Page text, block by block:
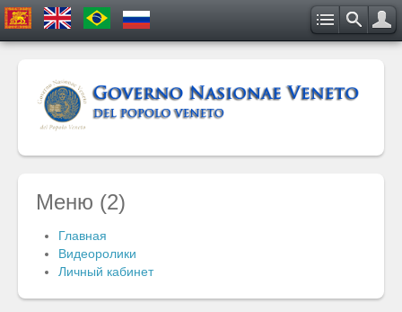
Меню (2)
Главная
Видеоролики
Личный кабинет